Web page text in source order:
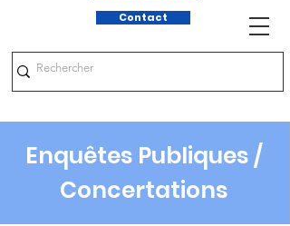
Contact
Enquêtes Publiques /
Concertations